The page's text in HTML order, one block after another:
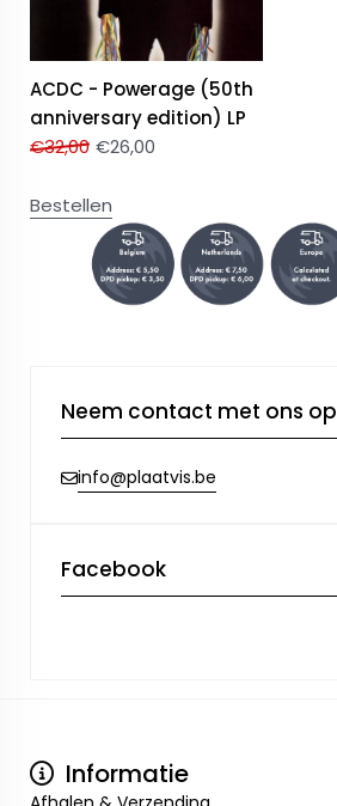
ACDC - Powerage (50th
anniversary edition) LP
€32,00 €26,00
Bestellen
Neem contact met ons op
info@plaatvis.be
Facebook
Informatie